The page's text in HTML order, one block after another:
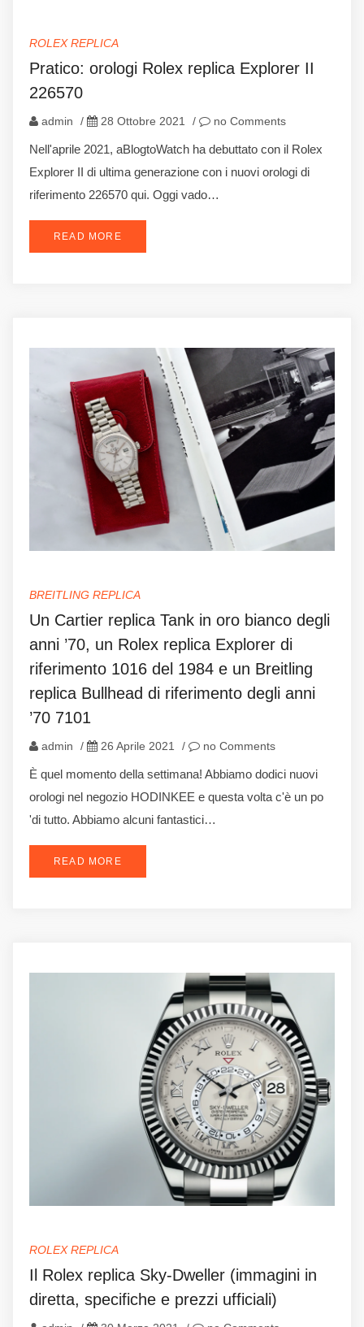
ROLEX REPLICA
Pratico: orologi Rolex replica Explorer II
226570
admin / 28 Ottobre 2021 / no Comments
Nell'aprile 2021, aBlogtoWatch ha debuttato con il Rolex
Explorer II di ultima generazione con i nuovi orologi di
riferimento 226570 qui. Oggi vado…
READ MORE
BREITLING REPLICA
Un Cartier replica Tank in oro bianco degli
anni ’70, un Rolex replica Explorer di
riferimento 1016 del 1984 e un Breitling
replica Bullhead di riferimento degli anni
’70 7101
admin / 26 Aprile 2021 / no Comments
È quel momento della settimana! Abbiamo dodici nuovi
orologi nel negozio HODINKEE e questa volta c'è un po
'di tutto. Abbiamo alcuni fantastici…
READ MORE
ROLEX REPLICA
Il Rolex replica Sky-Dweller (immagini in
diretta, specifiche e prezzi ufficiali)